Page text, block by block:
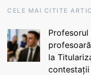
CELE MAI CITITE
Profesorul
la
contestații